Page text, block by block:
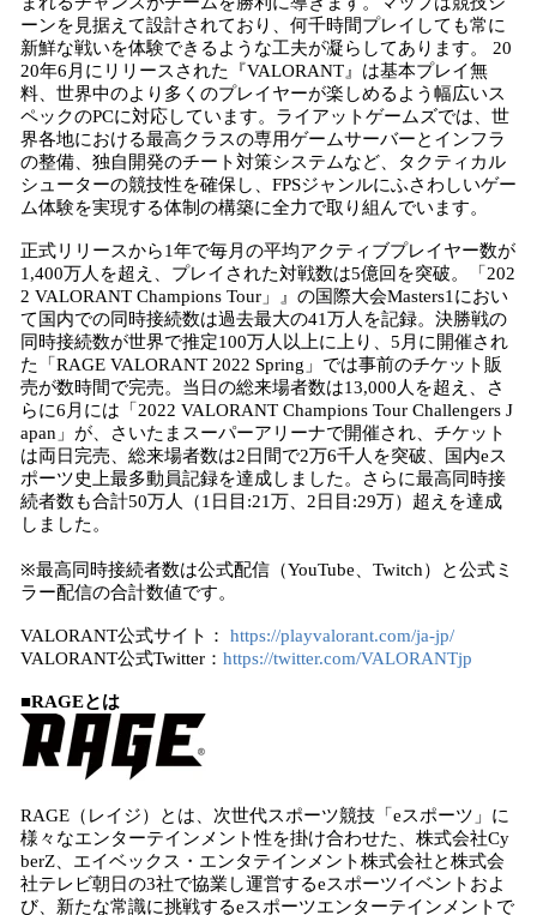
ーンを見据えて設計されており、何千時間プレイしても常に
新鮮な戦いを体験できるような工夫が凝らしてあります。 20
20年6月にリリースされた『VALORANT』は基本プレイ無
料、世界中のより多くのプレイヤーが楽しめるよう幅広いス
ペックのPCに対応しています。ライアットゲームズでは、世
界各地における最高クラスの専用ゲームサーバーとインフラ
の整備、独自開発のチート対策システムなど、タクティカル
シューターの競技性を確保し、FPSジャンルにふさわしいゲー
ム体験を実現する体制の構築に全力で取り組んでいます。
正式リリースから1年で毎月の平均アクティブプレイヤー数が
1,400万人を超え、プレイされた対戦数は5億回を突破。「202
2 VALORANT Champions Tour」』の国際大会Masters1におい
て国内での同時接続数は過去最大の41万人を記録。決勝戦の
同時接続数が世界で推定100万人以上に上り、5月に開催され
た「RAGE VALORANT 2022 Spring」では事前のチケット販
売が数時間で完売。当日の総来場者数は13,000人を超え、さ
らに6月には「2022 VALORANT Champions Tour Challengers J
apan」が、さいたまスーパーアリーナで開催され、チケット
は両日完売、総来場者数は2日間で2万6千人を突破、国内eス
ポーツ史上最多動員記録を達成しました。さらに最高同時接
続者数も合計50万人（1日目:21万、2日目:29万）超えを達成
しました。
※最高同時接続者数は公式配信（YouTube、Twitch）と公式ミ
ラー配信の合計数値です。
VALORANT公式サイト： https://playvalorant.com/ja-jp/
VALORANT公式Twitter： https://twitter.com/VALORANTjp
■RAGEとは
RAGE（レイジ）とは、次世代スポーツ競技「eスポーツ」に
様々なエンターテインメント性を掛け合わせた、株式会社Cy
berZ、エイベックス・エンタテインメント株式会社と株式会
社テレビ朝日の3社で協業し運営するeスポーツイベントおよ
び、新たな常識に挑戦するeスポーツエンターテインメントで